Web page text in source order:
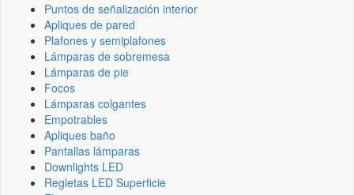
Puntos de señalización interior
Apliques de pared
Plafones y semiplafones
Lámparas de sobremesa
Lámparas de pie
Focos
Lámparas colgantes
Empotrables
Apliques baño
Pantallas lámparas
Downlights LED
Regletas LED Superficie